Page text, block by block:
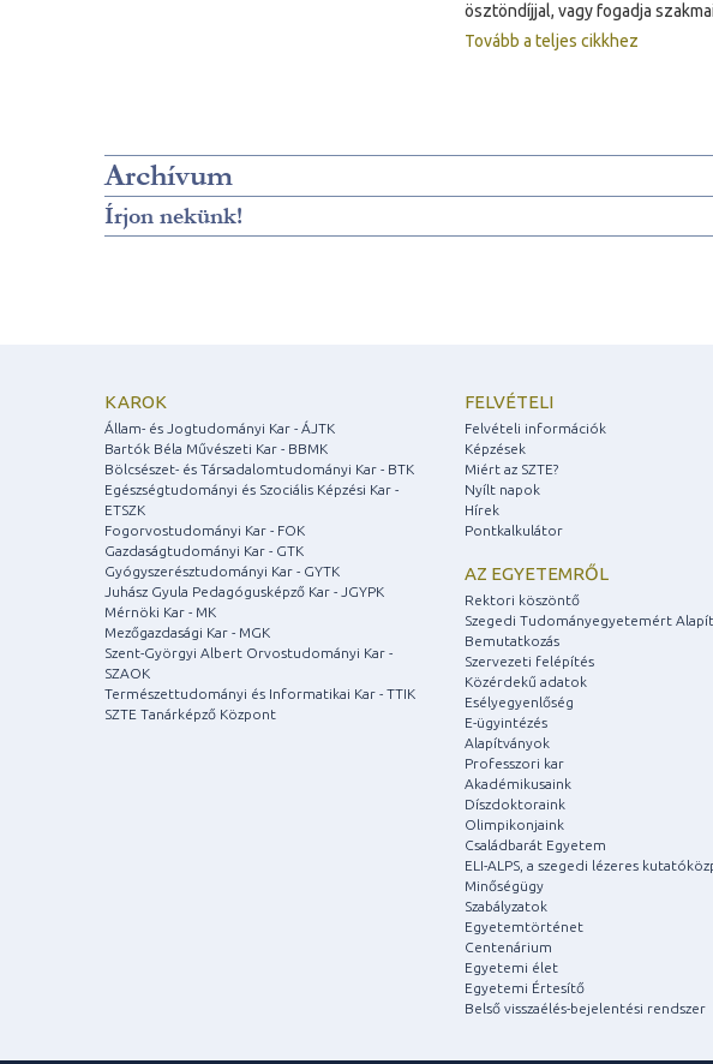
ösztöndíjjal, vagy fogadja
Tovább a teljes cikkhez
Archívum
Írjon nekünk!
KAROK
Állam- és Jogtudományi Kar - ÁJTK
Bartók Béla Művészeti Kar - BBMK
Bölcsészet- és Társadalomtudományi Kar - BTK
Egészségtudományi és Szociális Képzési Kar -
ETSZK
Fogorvostudományi Kar - FOK
Gazdaságtudományi Kar - GTK
Gyógyszerésztudományi Kar - GYTK
Juhász Gyula Pedagógusképző Kar - JGYPK
Mérnöki Kar - MK
Mezőgazdasági Kar - MGK
Szent-Györgyi Albert Orvostudományi Kar -
SZAOK
Természettudományi és Informatikai Kar - TTIK
SZTE Tanárképző Központ
FELVÉTELI
Felvételi információk
Képzések
Miért az SZTE?
Nyílt napok
Hírek
Pontkalkulátor
AZ EGYETEMRŐL
Rektori köszöntő
Szegedi Tudományegyetemért
Bemutatkozás
Szervezeti felépítés
Közérdekű adatok
Esélyegyenlőség
E-ügyintézés
Alapítványok
Professzori kar
Akadémikusaink
Díszdoktoraink
Olimpikonjaink
Családbarát Egyetem
ELI-ALPS, a szegedi lézeres
Minőségügy
Szabályzatok
Egyetemtörténet
Centenárium
Egyetemi élet
Egyetemi Értesítő
Belső visszaélés-bejelentési rendszer